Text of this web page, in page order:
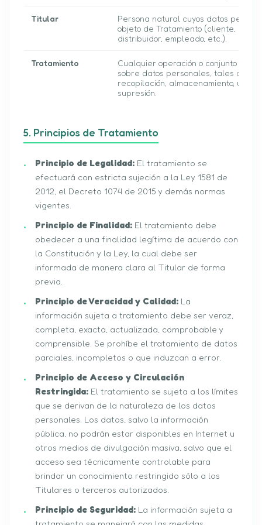
Titular
Persona natural cuyos datos
objeto de Tratamiento (cliente,
distribuidor, empleado, etc.).
Tratamiento
Cualquier operación o conjunto de
sobre datos personales, tales como
recopilación, almacenamiento, uso,
supresión.
5. Principios de Tratamiento
Principio de Legalidad: El tratamiento se
efectuará con estricta sujeción a la Ley 1581 de
2012, el Decreto 1074 de 2015 y demás normas
vigentes.
Principio de Finalidad: El tratamiento debe
obedecer a una finalidad legítima de acuerdo con
la Constitución y la Ley, la cual debe ser
informada de manera clara al Titular de forma
previa.
Principio de Veracidad y Calidad: La
información sujeta a tratamiento debe ser veraz,
completa, exacta, actualizada, comprobable y
comprensible. Se prohíbe el tratamiento de datos
parciales, incompletos o que induzcan a error.
Principio de Acceso y Circulación
Restringida: El tratamiento se sujeta a los límites
que se derivan de la naturaleza de los datos
personales. Los datos, salvo la información
pública, no podrán estar disponibles en Internet u
otros medios de divulgación masiva, salvo que el
acceso sea técnicamente controlable para
brindar un conocimiento restringido sólo a los
Titulares o terceros autorizados.
Principio de Seguridad: La información sujeta a